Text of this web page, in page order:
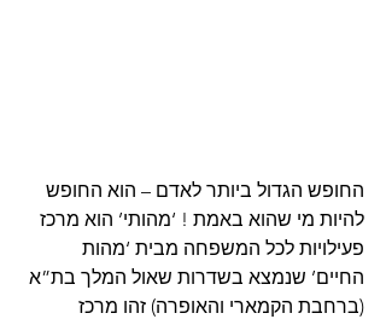
החופש הגדול ביותר לאדם – הוא החופש
להיות מי שהוא באמת ! ‘מהותי’ הוא מרכז
פעילויות לכל המשפחה מבית ‘מהות
החיים’ שנמצא בשדרות שאול המלך בת”א
(ברחבת הקמארי והאופרה) זהו מרכז